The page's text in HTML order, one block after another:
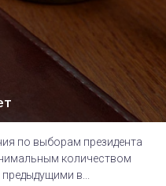
по выборам президента
количеством
в...